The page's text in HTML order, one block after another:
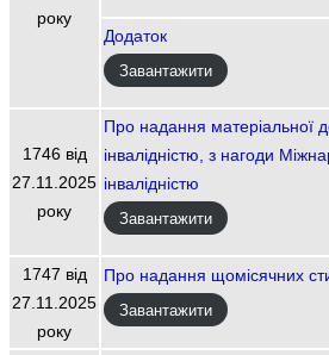
року
Додаток
Завантажити
1746 від
27.11.2025
року
Про надання матеріальної
інвалідністю, з нагоди
інвалідністю
Завантажити
1747 від
27.11.2025
року
Про надання щомісячних
Завантажити